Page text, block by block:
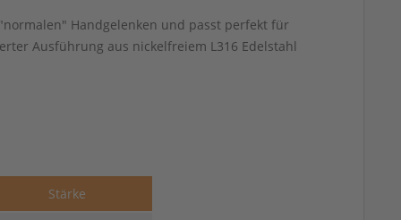
Handgelenken und passt perfekt für
Ausführung aus nickelfreiem L316 Edelstahl
Stärke